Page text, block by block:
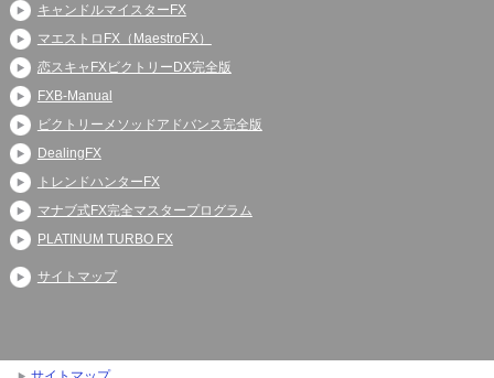
キャンドルマイスターFX
マエストロFX（MaestroFX）
恋スキャFXビクトリーDX完全版
FXB-Manual
ビクトリーメソッドアドバンス完全版
DealingFX
トレンドハンターFX
マナブ式FX完全マスタープログラム
PLATINUM TURBO FX
サイトマップ